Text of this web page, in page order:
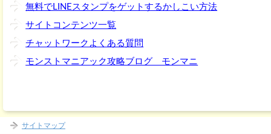
無料でLINEスタンプをゲットするかしこい方法
サイトコンテンツ一覧
チャットワークよくある質問
モンストマニアック攻略ブログ モンマニ
サイトマップ